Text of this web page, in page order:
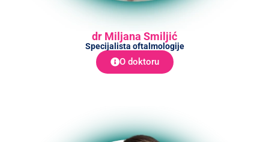
dr Miljana Smiljić
Specijalista oftalmologije
O doktoru